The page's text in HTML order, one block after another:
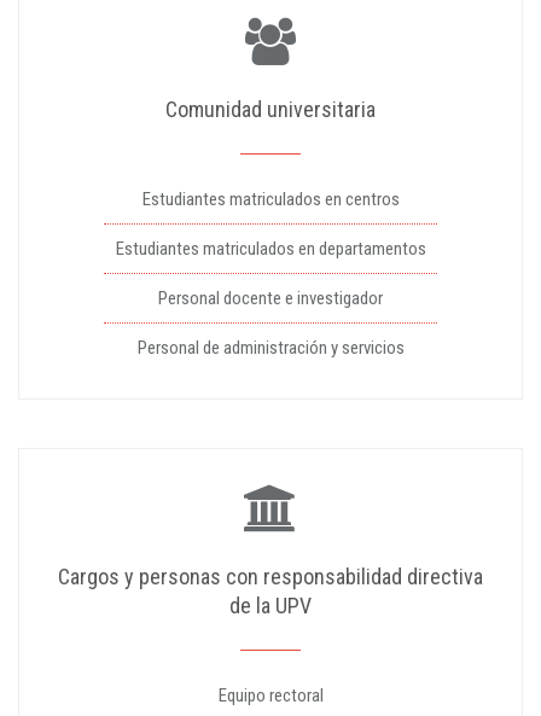
Comunidad universitaria
Estudiantes matriculados en centros
Estudiantes matriculados en departamentos
Personal docente e investigador
Personal de administración y servicios
Cargos y personas con responsabilidad directiva
de la UPV
Equipo rectoral